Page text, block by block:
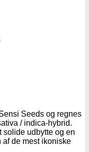
Seeds og regnes
/ indica-hybrid.
solide udbytte og en
af de mest ikoniske